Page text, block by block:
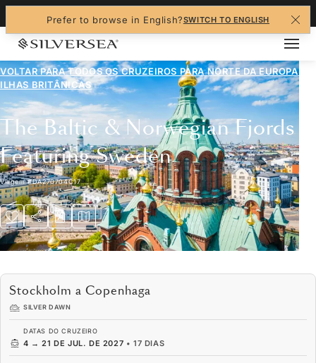
Prefer to browse in English?SWITCH TO ENGLISH
VOLTAR PARA TODOS OS CRUZEIROS PARANORTE DA EUROPA E
ILHAS BRITÂNICAS
The Baltic & Norwegian Fjords
Featuring Sweden
Viagem#DA270704C17
Stockholm a Copenhaga
SILVER DAWN
DATAS DO CRUZEIRO
4 → 21 DE JUL. DE 2027 •17 DIAS